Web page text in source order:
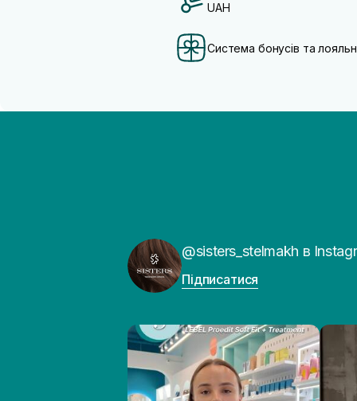
UAH
Система бонусів та
@sisters_stelmakh в
Підписатися